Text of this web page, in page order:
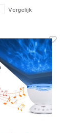
Vergelijk